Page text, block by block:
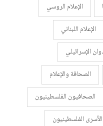
الإعلام الروسي
الإعلام اللبناني
الإسرائيلي
الصحافة والإعلام
الصحافيون الفلسطينيون
الأسرى الفلسطينيون